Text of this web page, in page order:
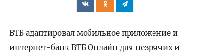
ВТБ адаптировал мобильное приложение и
интернет-банк ВТБ Онлайн для незрячих и